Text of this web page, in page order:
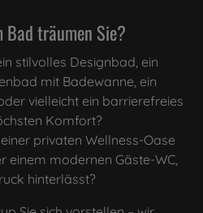
Bad träumen Sie?
stilvolles Designbad, ein
mit Badewanne, ein
vielleicht ein barrierefreies
Komfort?
privaten Wellness-Oase
einem modernen Gäste-WC,
hinterlässt?